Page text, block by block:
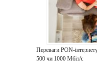
Переваги PON-
500 чи 1000 Мбіт/с